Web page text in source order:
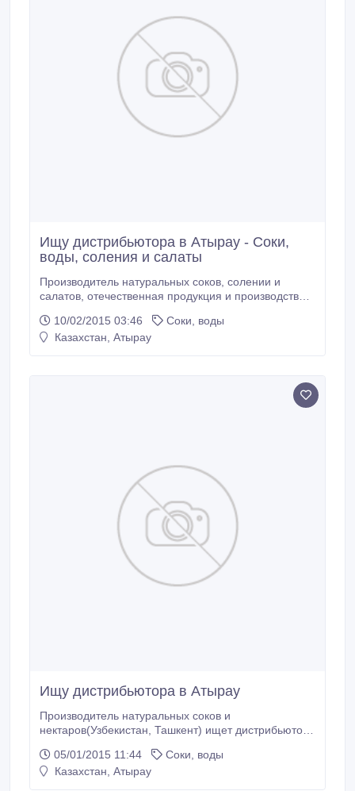
Ищу дистрибьютора в Атырау - Соки,
воды, соления и салаты
Производитель натуральных соков, солении и
салатов, отечественная продукция и производство!
Атырау. Оптом, по выгодной цене..
10/02/2015 03:46
Соки, воды
Казахстан, Атырау
Ищу дистрибьютора в Атырау
Производитель натуральных соков и
нектаров(Узбекистан, Ташкент) ищет дистрибьютора
05/01/2015 11:44
Соки, воды
Казахстан, Атырау